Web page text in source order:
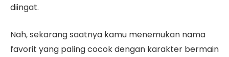
diingat.
Nah, sekarang saatnya kamu menemukan nama
favorit yang paling cocok dengan karakter bermain